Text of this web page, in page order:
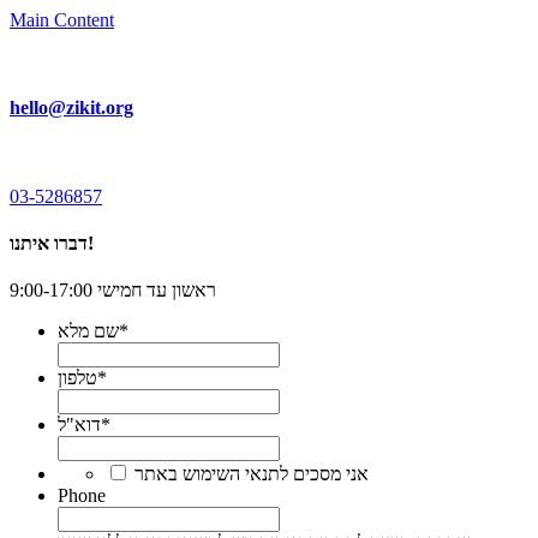
Main Content
hello@zikit.org
03-5286857
דברו איתנו!
ראשון עד חמישי 9:00-17:00
שם מלא*
טלפון*
דוא"ל*
אני מסכים לתנאי השימוש באתר
Phone